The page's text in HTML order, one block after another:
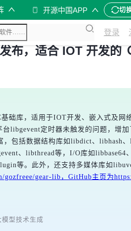
开源中国APP 切
登录
布，适合 IOT 开发的
础库，适用于IOT开发、嵌入式及网
libgevent定时器未触发的问题，增
，包括数据结构库如libdict、libhash
、libthread等，I/O库如
等。此外，还支持多媒体库如
gozfreee/gear-lib，GitHub主页为
型技术生成